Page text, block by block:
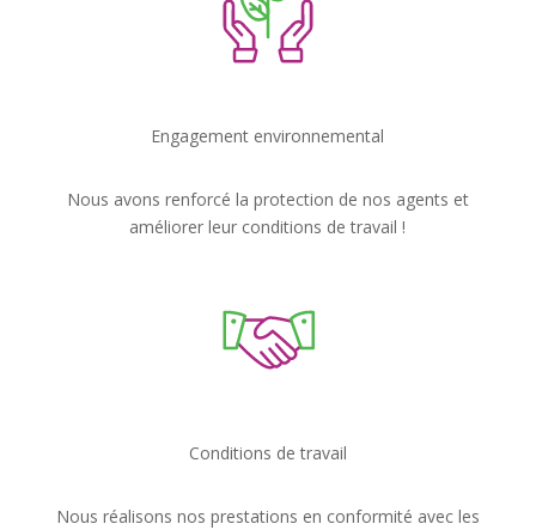
Engagement environnemental
Nous avons renforcé la protection de nos agents et
améliorer leur conditions de travail !
Conditions de travail
Nous réalisons nos prestations en conformité avec les